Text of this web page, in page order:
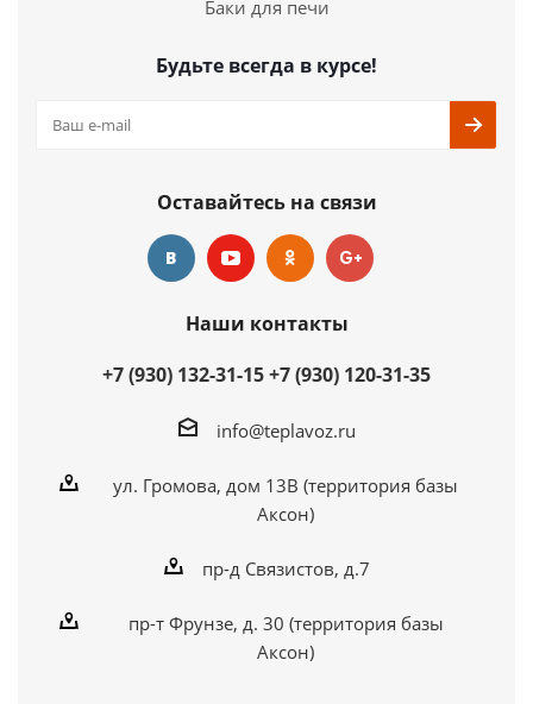
Баки для печи
Будьте всегда в курсе!
Оставайтесь на связи
Наши контакты
+7 (930) 132-31-15+7 (930) 120-31-35
info@teplavoz.ru
ул. Громова, дом 13В (территория базы
Аксон)
пр-д Связистов, д.7
пр-т Фрунзе, д. 30 (территория базы
Аксон)